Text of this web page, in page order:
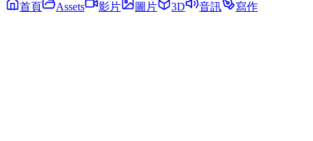
首頁 Assets 影片 圖片 3D 音訊 寫作